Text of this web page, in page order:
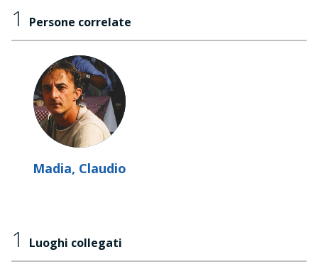
1 Persone correlate
Madia, Claudio
1 Luoghi collegati